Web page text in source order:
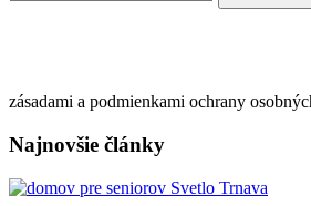
zásadami a podmienkami ochrany
Najnovšie články